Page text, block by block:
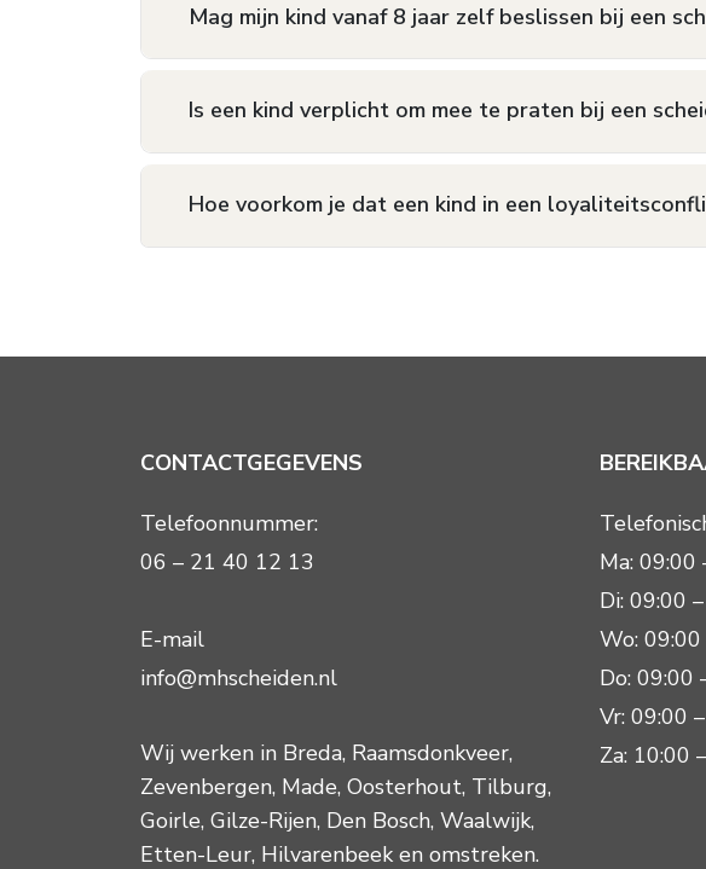
Mag mijn kind vanaf 8 jaar zelf beslissen bij een
Is een kind verplicht om mee te praten bij een
Hoe voorkom je dat een kind in een
CONTACTGEGEVENS
Telefoonnummer:
06 – 21 40 12 13
E-mail
info@mhscheiden.nl
Wij werken in Breda, Raamsdonkveer,
Zevenbergen, Made, Oosterhout, Tilburg,
Goirle, Gilze-Rijen, Den Bosch, Waalwijk,
Etten-Leur, Hilvarenbeeken omstreken.
Ma: 09:00
Di: 09:00
Wo:
Do: 09:00
Vr: 09:00
Za: 10:00